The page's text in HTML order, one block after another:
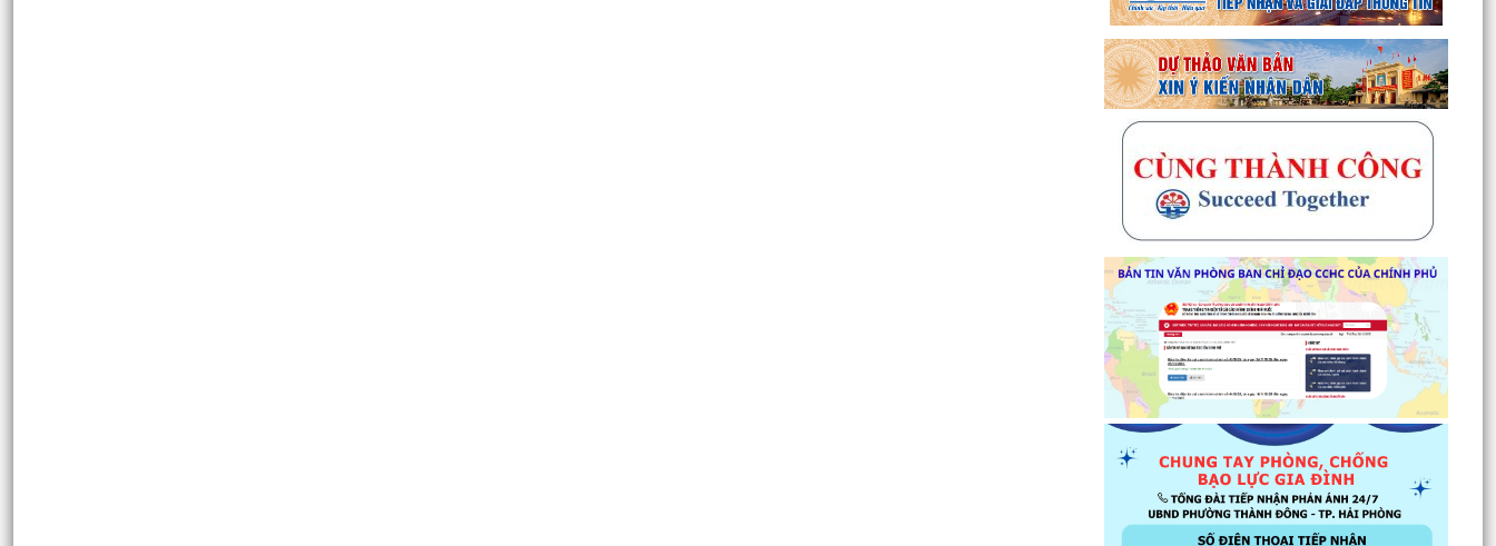
Thông báo về chương trình thu hồi để kiểm tra,
khắc phục sự cố các dòng xe mô tô Honda
CB1000...
Kết quả Kỳ họp thứ 3 HĐND thành phố Hải
Phòng khóa XIV, nhiệm kỳ 2021 - 2026
Đẩy mạnh tuyên truyền thực hiện Chương trình
hành động của Thành ủy về xây dựng và hoàn
thiện nhà...
Tăng cường các giải pháp đấu tranh, ngăn chặn
và xử lý hành vi xâm phạm quyền sở hữu trí tuệ
trên...
Ủy ban nhân dân phường Thành Đông thông
báo về việc chấm dứt hoạt động kinh doanh tại
Chợ tạm Chi...